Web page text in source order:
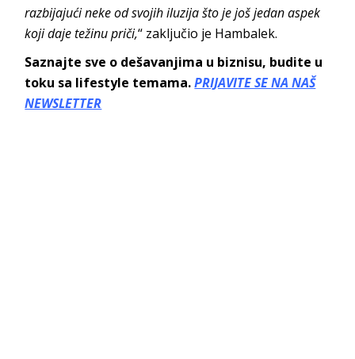
razbijajući neke od svojih iluzija što je još jedan aspek
koji daje težinu priči,“ zaključio je Hambalek.
Saznajte sve o dešavanjima u biznisu, budite u
toku sa lifestyle temama.PRIJAVITE SE NA NAŠ
NEWSLETTER